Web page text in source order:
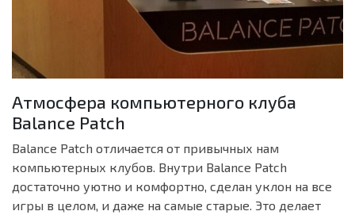
Атмосфера компьютерного клуба
Balance Patch
Balance Patch отличается от привычных нам
компьютерных клубов. Внутри Balance Patch
достаточно уютно и комфортно, сделан уклон на все
игры в целом, и даже на самые старые. Это делает